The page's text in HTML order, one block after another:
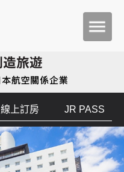
線上訂房 JR PASS